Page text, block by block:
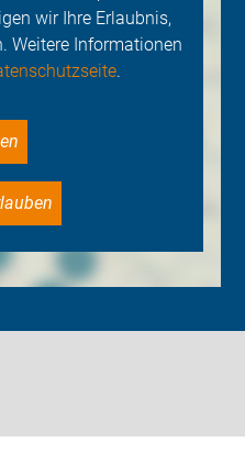
wir Ihre Erlaubnis,
Weitere Informationen
.